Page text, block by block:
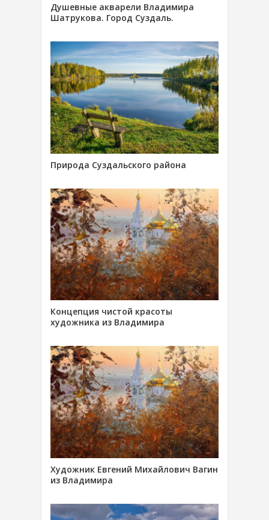
Душевные акварели Владимира
Шатрукова. Город Суздаль.
Природа Суздальского района
Концепция чистой красоты
художника из Владимира
Художник Евгений Михайлович Вагин
из Владимира